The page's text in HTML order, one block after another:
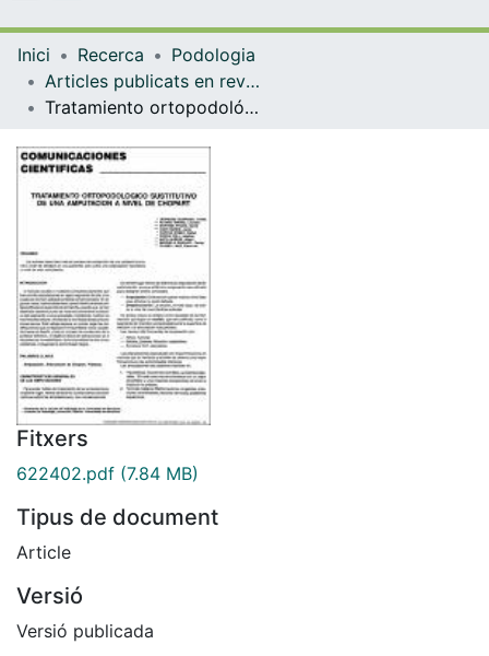
Navega per tot el DD
Com publicar
Inici Recerca
Podologia
Articles publicats en revistes (Podologia)
Tratamiento ortopodológico sustitutivo de una amputación a nivel de Chopart
Fitxers
622402.pdf (7.84 MB)
Tipus de document
Article
Versió
Versió publicada